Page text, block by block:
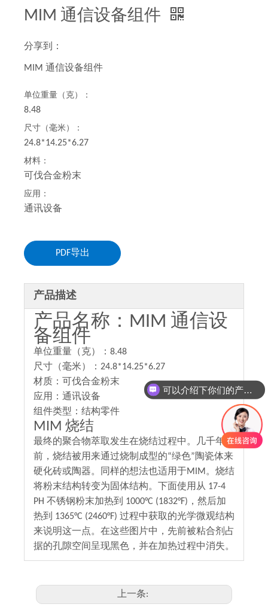
MIM 通信设备组件
分享到：
MIM 通信设备组件
单位重量（克）：
8.48
尺寸（毫米）：
24.8*14.25*6.27
材料：
可伐合金粉末
应用：
通讯设备
PDF导出
产品描述
产品名称：MIM 通信设
备组件
单位重量（克）：8.48
尺寸（毫米）：24.8*14.25*6.27
材质：可伐合金粉末
应用：通讯设备
组件类型：结构零件
MIM 烧结
最终的聚合物萃取发生在烧结过程中。几千年
前，烧结被用来通过烧制成型的“绿色”陶瓷体来
硬化砖或陶器。同样的想法也适用于MIM。烧结
将粉末结构转变为固体结构。下面使用从 17-4
PH 不锈钢粉末加热到 1000°C (1832°F)，然后加
热到 1365°C (2460°F) 过程中获取的光学微观结构
来说明这一点。在这些图片中，先前被粘合剂占
据的孔隙空间呈现黑色，并在加热过程中消失。
上一条:
可以介绍下你们的产品么